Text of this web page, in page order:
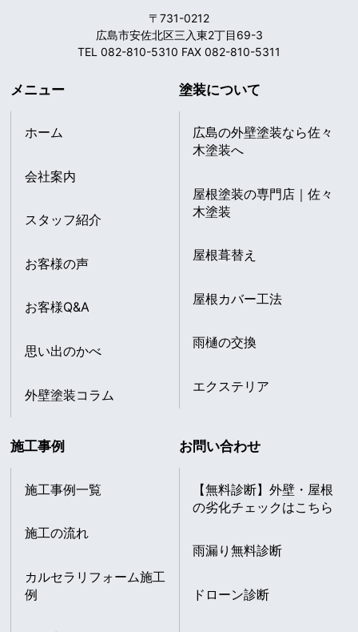
〒731-0212
広島市安佐北区三入東2丁目69-3
TEL 082-810-5310 FAX 082-810-5311
メニュー
ホーム
会社案内
スタッフ紹介
お客様の声
お客様Q&A
思い出のかべ
外壁塗装コラム
塗装について
広島の外壁塗装なら佐々
木塗装へ
屋根塗装の専門店｜佐々
木塗装
屋根葺替え
屋根カバー工法
雨樋の交換
エクステリア
施工事例
施工事例一覧
施工の流れ
カルセラリフォーム施工
例
お問い合わせ
【無料診断】外壁・屋根
の劣化チェックはこちら
雨漏り無料診断
ドローン診断